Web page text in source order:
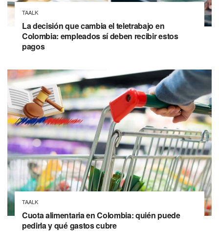
TAALK
La decisión que cambia el teletrabajo en
Colombia: empleados sí deben recibir estos
pagos
TAALK
Cuota alimentaria en Colombia: quién puede
pedirla y qué gastos cubre